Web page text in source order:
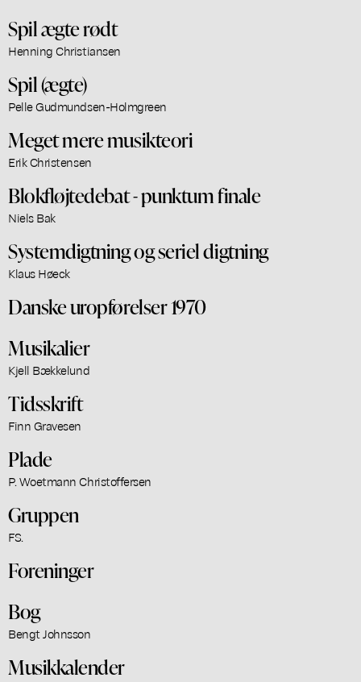
Spil ægte rødt
Henning Christiansen
Spil (ægte)
Pelle Gudmundsen-Holmgreen
Meget mere musikteori
Erik Christensen
Blokfløjtedebat - punktum finale
Niels Bak
Systemdigtning og seriel digtning
Klaus Høeck
Danske uropførelser 1970
Musikalier
Kjell Bækkelund
Tidsskrift
Finn Gravesen
Plade
P. Woetmann Christoffersen
Gruppen
FS.
Foreninger
Bog
Bengt Johnsson
Musikkalender